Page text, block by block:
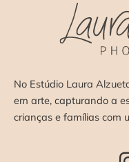
No Estúdio Laura
em arte, capturando a
crianças e famílias com